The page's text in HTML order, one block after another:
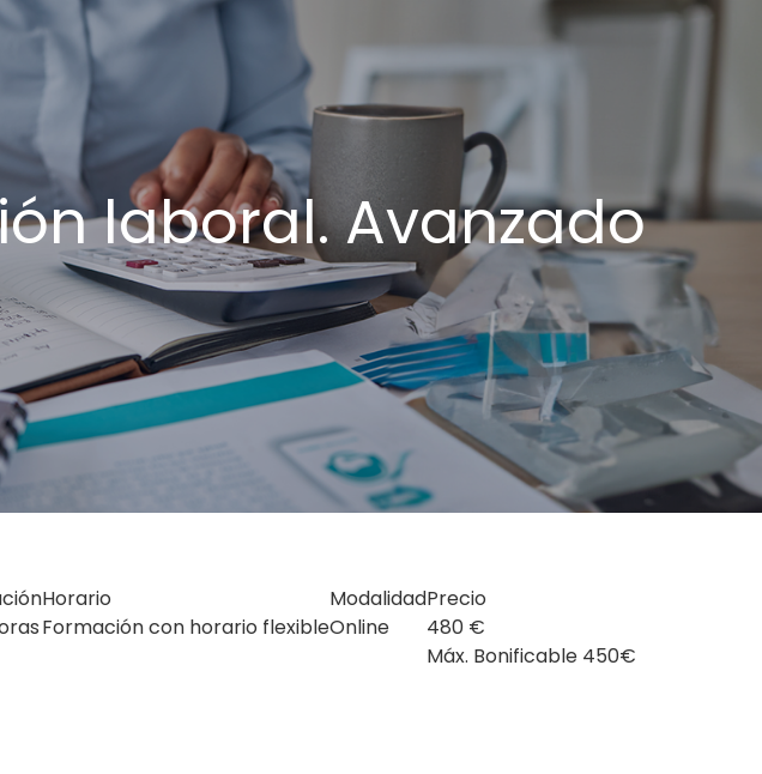
laboral. Avanzado
Horario
Formación con horario flexible
Modalidad
Online
Precio
480 €
Máx. Bonificable 450€